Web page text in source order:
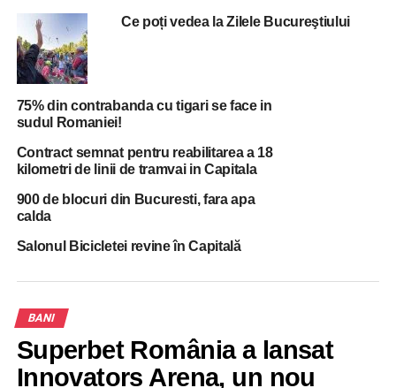
produselor din tutun si 1.000 lei conform OUG 195 /2002,
fiind retinute si trei autorizatii taxi.
ADVERTISEMENT
De asemenea, a fost confiscata cantitatea de 40 de
kilograme de materie prima de origine animala si
nonanimala si s-a dispus oprirea temporara a activitatii de
prestari servicii in bucatarie la una dintre societati.
dupa ce numarul de imbolnaviri cu coronavirus a crescut
RELATED TOPICS: AMENZI BUCURESTI
STIRI
STIRI BUCURESTI
Ce poți vedea la Zilele Bucureştiului
75% din contrabanda cu tigari se face in
sudul Romaniei!
Contract semnat pentru reabilitarea a 18
kilometri de linii de tramvai in Capitala
900 de blocuri din Bucuresti, fara apa
calda
Salonul Bicicletei revine în Capitală
BANI
Superbet România a lansat
Innovators Arena, un nou